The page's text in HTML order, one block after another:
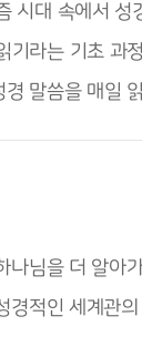
시대 속에서
라는 기초 과
말씀을 매일
님을 더 알아
적인 세계관